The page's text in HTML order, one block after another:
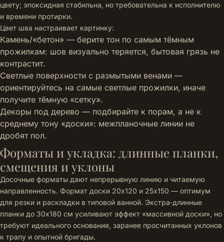
цвету; эпоксидная стабильна, но требовательна к исполнителю
и времени протирки.
Цвет шва настраивает картинку:
Камень/«бетон» — берите тон по самым тёмным
прожилкам: шов визуально теряется, бытовая грязь не
контрастит.
Светлые поверхности с размытыми венами —
ориентируйтесь на самые светлые прожилки, иначе
получите тёмную «сетку».
Декоры под дерево — подбирайте к порам, а не к
среднему тону «доски»: межпланочные линии не
дробят пол.
Форматы и укладка: длинные планки,
смещения и уклоны
Досочные форматы дают непрерывную линию и читаемую
направленность. Формат доски 20x120 и 25x150 — оптимум
для резки и раскладки в типовой ванной. Экстра‑длинные
планки до 30x180 см усиливают эффект «массивной доски», но
требуют идеального основания, заранее просчитанных уклонов
к трапу и опытной бригады.